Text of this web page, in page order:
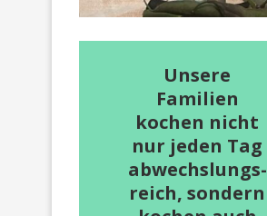
Unsere
Familien
kochen nicht
nur jeden Tag
abwechslungs-
reich, sondern